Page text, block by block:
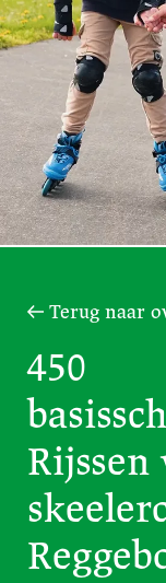
Terug naar
450
Rijssen